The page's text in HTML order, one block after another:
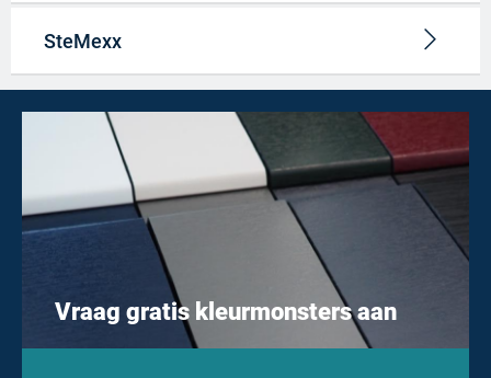
MERKEN
VACATURES (5)
SteMexx
Vraag gratis kleurmonsters aan